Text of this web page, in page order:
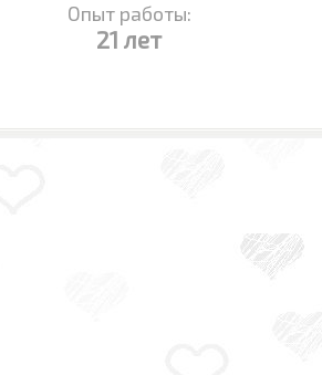
Опыт работы:
21 лет